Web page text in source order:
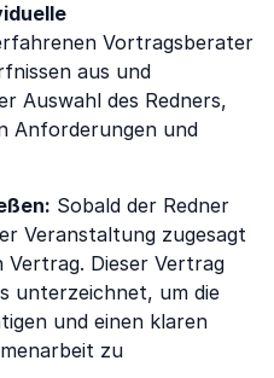
Vortragsberater
aus und
Auswahl des Redners,
Anforderungen und
Sobald der Redner
Veranstaltung zugesagt
Dieser Vertrag
unterzeichnet, um die
und einen klaren
zu